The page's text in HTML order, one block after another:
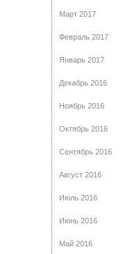
Март 2017
Февраль 2017
Январь 2017
Декабрь 2016
Ноябрь 2016
Октябрь 2016
Сентябрь 2016
Август 2016
Июль 2016
Июнь 2016
Май 2016